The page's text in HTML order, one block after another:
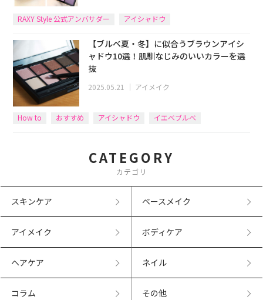
RAXY Style 公式アンバサダー アイシャドウ
【ブルベ夏・冬】に似合うブラウンアイシ
ャドウ10選！肌馴なじみのいいカラーを選
抜
2025.05.21 ｜ アイメイク
How to おすすめ アイシャドウ イエベブルベ
CATEGORY
カテゴリ
スキンケア ベースメイク
アイメイク ボディケア
ヘアケア ネイル
コラム その他